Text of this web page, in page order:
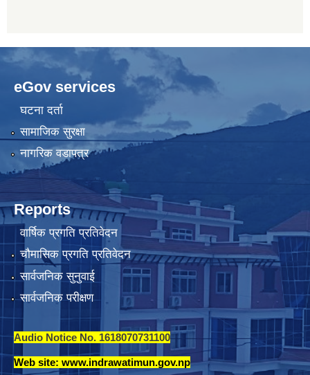
eGov services
घटना दर्ता
सामाजिक सुरक्षा
नागरिक वडापत्र
Reports
वार्षिक प्रगति प्रतिवेदन
चौमासिक प्रगति प्रतिवेदन
सार्वजनिक सुनुवाई
सार्वजनिक परीक्षण
Audio Notice No. 1618070731100
Web site: www.indrawatimun.gov.np